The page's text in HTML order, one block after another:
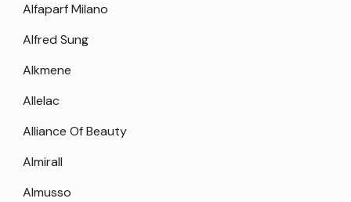
Alfaparf Milano
Alfred Sung
Alkmene
Allelac
Alliance Of Beauty
Almirall
Almusso